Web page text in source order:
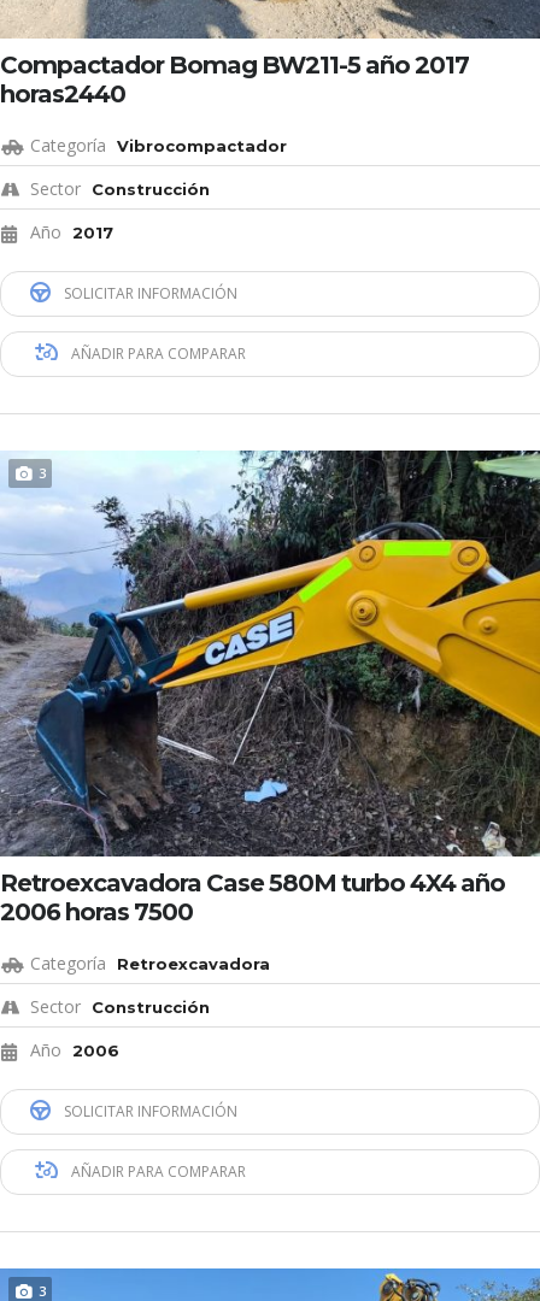
Compactador Bomag BW211-5 año 2017
horas2440
Categoría Vibrocompactador
Sector Construcción
Año 2017
SOLICITAR INFORMACIÓN
AÑADIR PARA COMPARAR
3
Retroexcavadora Case 580M turbo 4X4 año
2006 horas 7500
Categoría Retroexcavadora
Sector Construcción
Año 2006
SOLICITAR INFORMACIÓN
AÑADIR PARA COMPARAR
3